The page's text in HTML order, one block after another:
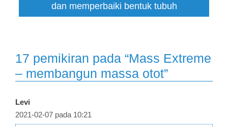
dan memperbaiki bentuk tubuh
17 pemikiran pada “Mass Extreme
– membangun massa otot”
Levi
2021-02-07 pada 10:21